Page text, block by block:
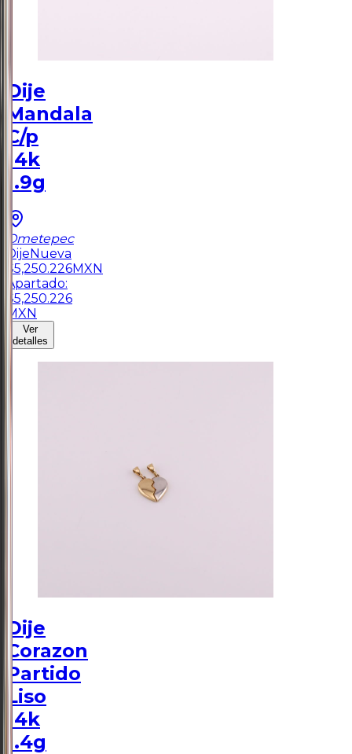
Dije
Mandala
C/p
14k
1.9g
Ometepec
DijeNueva
$5,250.226MXN
Apartado:
$5,250.226
MXN
Ver
detalles
Dije
Corazon
Partido
Liso
14k
1.4g